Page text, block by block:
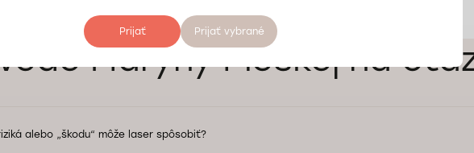
Maryny Pleskej na
alebo „škodu“ môže laser spôsobiť?
Prijať Prijať vybrané